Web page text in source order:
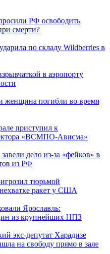
РФ освободить
смерти?
по складу Wildberries в
в аэропорту
женщина погибли во время
приступил к
«ВСМПО-Ависма»
дело из-за «фейков» в
из РФ
тюрьмой
ракет у США
Ярославль:
из крупнейших НПЗ
экс-депутат Харадизе
на свободу прямо в зале